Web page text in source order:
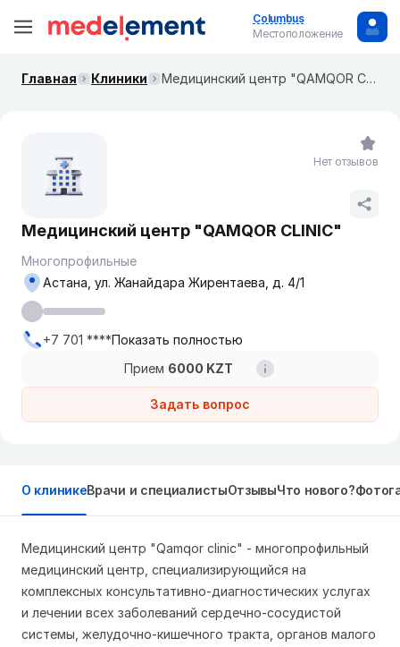
Columbus
Местоположение
Главная Клиники Медицинский центр "QAMQOR CLINIC"
Медицинский центр "QAMQOR CLINIC"
Многопрофильные
Прием 6000 KZT
Задать вопрос
Астана, ул. Жанайдара Жирентаева, д. 4/1
+7 701 ****Показать полностью
Нет отзывов
О клиникеВрачи и специалистыОтзывыЧто нового?
Медицинский центр "Qamqor clinic" - многопрофильный
медицинский центр, специализирующийся на
комплексных консультативно-диагностических услугах
и лечении всех заболеваний сердечно-сосудистой
системы, желудочно-кишечного тракта, органов малого